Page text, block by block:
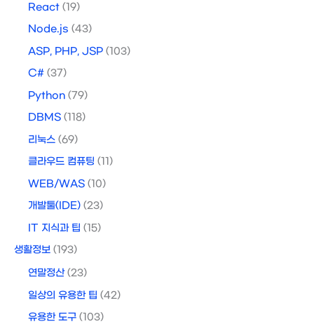
React (19)
Node.js (43)
ASP, PHP, JSP (103)
C# (37)
Python (79)
DBMS (118)
리눅스 (69)
클라우드 컴퓨팅 (11)
WEB/WAS (10)
개발툴(IDE) (23)
IT 지식과 팁 (15)
생활정보 (193)
연말정산(23)
일상의 유용한 팁 (42)
유용한 도구 (103)